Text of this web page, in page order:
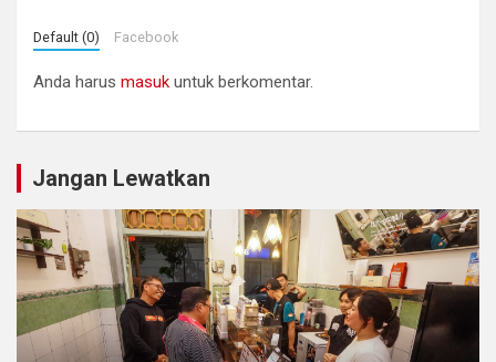
Default (0) Facebook
Anda harus masuk untuk berkomentar.
Jangan Lewatkan